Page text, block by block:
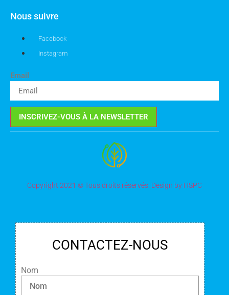
Nous suivre
Facebook
Instagram
Email
INSCRIVEZ-VOUS À LA NEWSLETTER
Copyright 2021 © Tous droits réservés. Design by HSPC
CONTACTEZ-NOUS
Nom